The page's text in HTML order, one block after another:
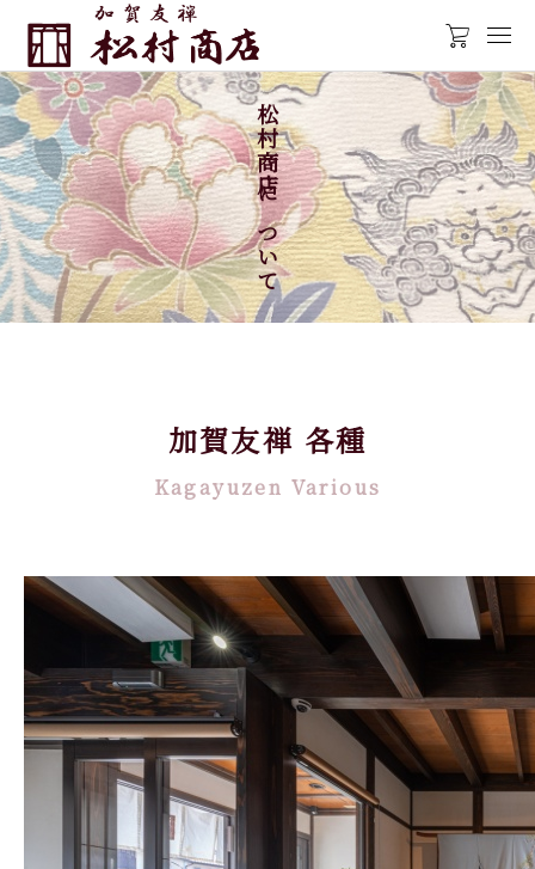
松村商店について
加賀友禅 各種
Kagayuzen Various